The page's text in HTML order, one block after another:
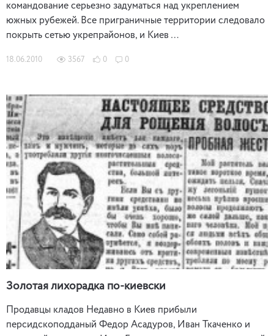
командование серьезно задуматься над укреплением
южных рубежей. Все приграничные территории следовало
покрыть сетью укрепрайонов, и Киев …
18.06.2010 3567 0 0
Золотая лихорадка по-киевски
Продавцы кладов Недавно в Киев прибыли
персидскоподданый Федор Асадуров, Иван Ткаченко и